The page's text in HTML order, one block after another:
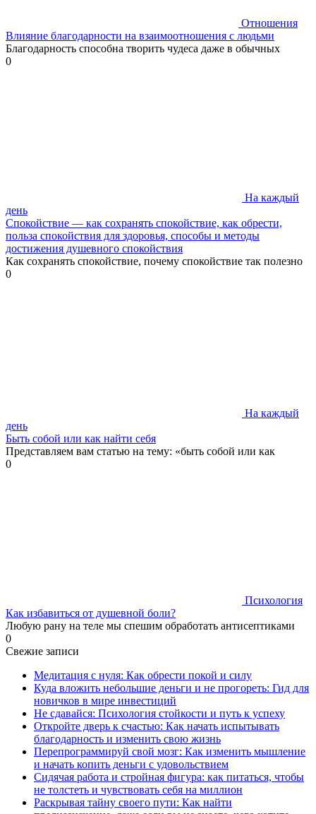
Отношения
Влияние благодарности на взаимоотношения с людьми
Благодарность способна творить чудеса даже в обычных
0
На каждый
день
Спокойствие — как сохранять спокойствие, как обрести,
польза спокойствия для здоровья, способы и методы
достижения душевного спокойствия
Как сохранять спокойствие, почему спокойствие так полезно
0
На каждый
день
Быть собой или как найти себя
Представляем вам статью на тему: «быть собой или как
0
Психология
Как избавиться от душевной боли?
Любую рану на теле мы спешим обработать антисептиками
0
Свежие записи
Медитация с нуля: Как обрести покой и силу
Куда вложить небольшие деньги и не прогореть: Гид для
новичков в мире инвестиций
Не сдавайся: Психология стойкости и путь к успеху
Откройте дверь к счастью: Как начать испытывать
благодарность и изменить свою жизнь
Перепрограммируй свой мозг: Как изменить мышление
и начать копить деньги с удовольствием
Сидячая работа и стройная фигура: как питаться, чтобы
не толстеть и чувствовать себя на миллион
Раскрывая тайну своего пути: Как найти